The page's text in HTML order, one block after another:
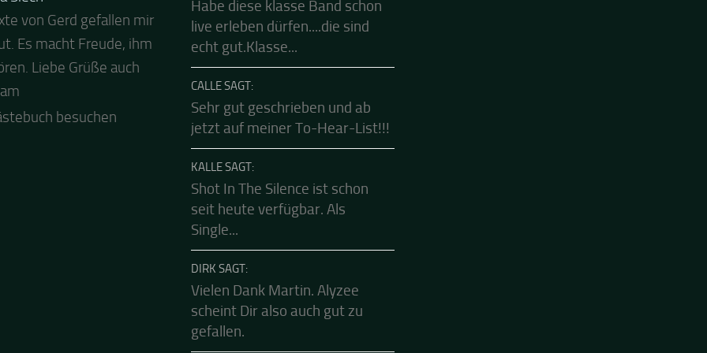
Siech
von Gerd gefallen mir
Es macht Freude, ihm
Liebe Grüße auch
und auch von uns
besten Dank für die
zur Party! Der
Live Stream ist eine
FRANK SAGT:
Habe diese klasse Band schon
live erleben dürfen....die sind
CALLE SAGT:
Sehr gut geschrieben und ab
KALLE SAGT:
Shot In The Silence ist schon
seit heute verfügbar. Als
DIRK SAGT:
Vielen Dank Martin. Alyzee
scheint Dir also auch gut zu